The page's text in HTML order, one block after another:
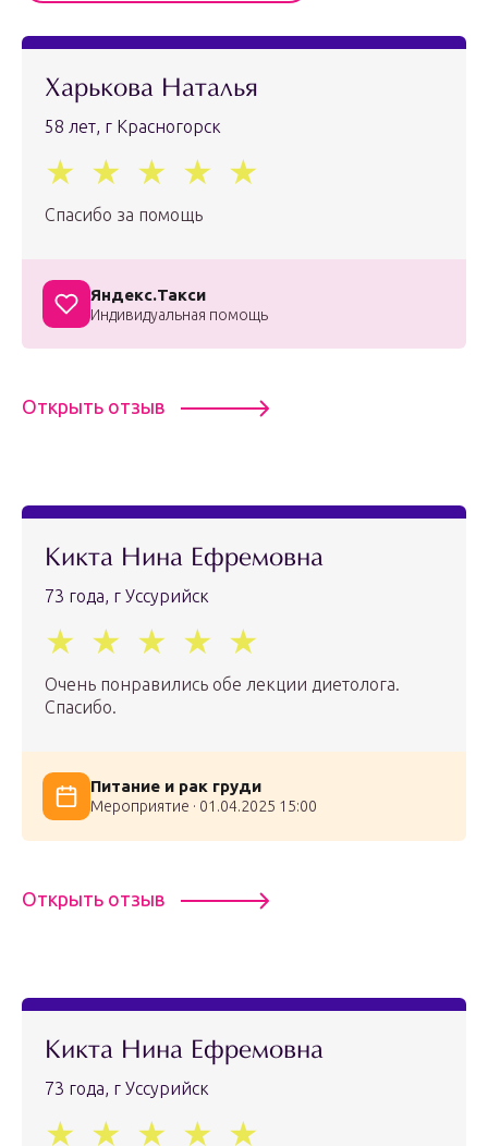
Харькова Наталья
58 лет, г Красногорск
Спасибо за помощь
Яндекс.Такси
Индивидуальная помощь
Открыть отзыв
Кикта Нина Ефремовна
73 года, г Уссурийск
Очень понравились обе лекции диетолога.
Спасибо.
Питание и рак груди
Мероприятие · 01.04.2025 15:00
Открыть отзыв
Кикта Нина Ефремовна
73 года, г Уссурийск